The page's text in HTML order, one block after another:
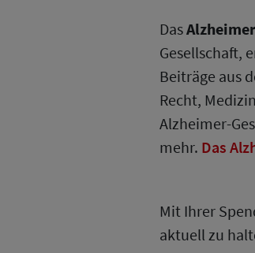
Das
Gesellschaft,
Beiträge aus
Recht,
Alzheimer-
mehr. Das
Mit Ihrer
aktuell zu